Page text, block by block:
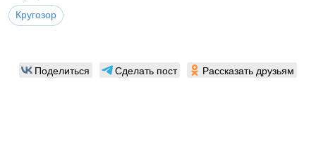
Кругозор
Поделиться Сделать пост Рассказать друзьям